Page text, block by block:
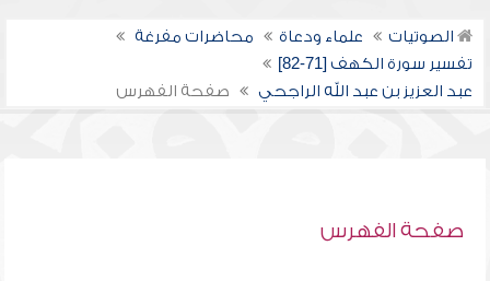
الصوتيات علماء ودعاة
محاضرات مفرغة
تفسير سورة الكهف [71-82]
عبد العزيز بن عبد الله الراجحي
صفحة الفهرس
صفحة الفهرس